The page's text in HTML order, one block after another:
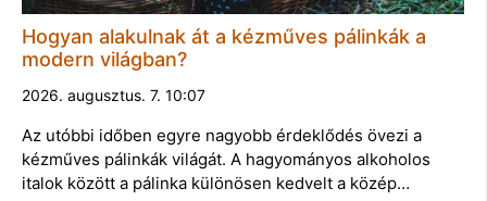
Hogyan alakulnak át a kézműves pálinkák a
modern világban?
2026. augusztus. 7. 10:07
Az utóbbi időben egyre nagyobb érdeklődés övezi a
kézműves pálinkák világát. A hagyományos alkoholos
italok között a pálinka különösen kedvelt a közép…